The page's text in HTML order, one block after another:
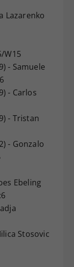
Lazarenko
W15
- Samuele
- Carlos
- Tristan
- Gonzalo
Ebeling
Stosovic